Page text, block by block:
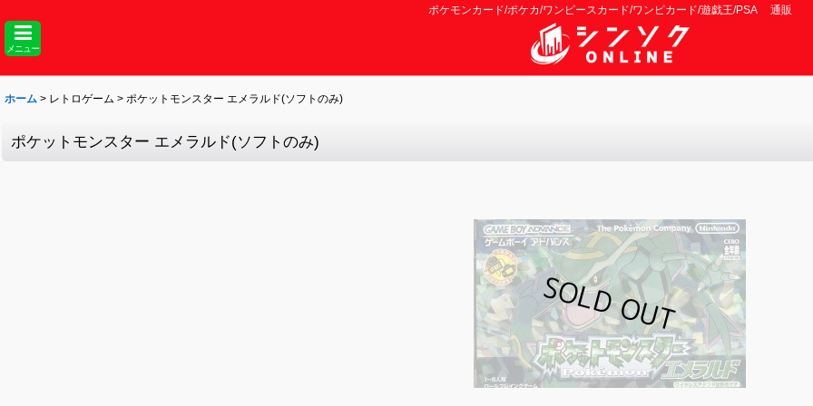
ポケモンカード/ポケカ/ワンピースカード/ワンピカード/遊戯王/PSA 通販
メニュー
ホーム > レトロゲーム > ポケットモンスター エメラルド(ソフトのみ)
ポケットモンスター エメラルド(ソフトのみ)